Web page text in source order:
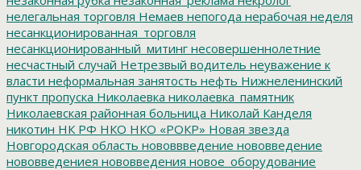
нелегальная торговля Немаев непогода нерабочая неделя
несанкционированная_торговля
несанкционированный_митинг несовершеннолетние
несчастный случай Нетрезвый водитель неуважение к
власти неформальная занятость нефть Нижнеленинский
пункт пропуска Николаевка николаевка_памятник
Николаевская районная больница Николай Канделя
никотин НК РФ НКО НКО «РОКР» Новая звезда
Новгородская область нововвведение нововведение
нововведениея нововведения новое_оборудование